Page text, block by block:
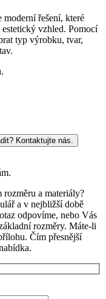
řešení, které
vzhled. Pomocí
typ výrobku, tvar,
Kontaktujte nás.
a materiály?
a v nejbližší době
odpovíme, nebo Vás
rozměry. Máte-li
Čím přesnější